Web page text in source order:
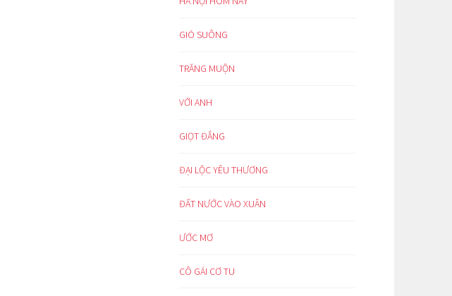
GIÓ SUÔNG
TRĂNG MUỘN
VỚI ANH
GIỌT ĐẮNG
ĐẠI LỘC YÊU THƯƠNG
ĐẤT NƯỚC VÀO XUÂN
ƯỚC MƠ
CÔ GÁI CƠ TU